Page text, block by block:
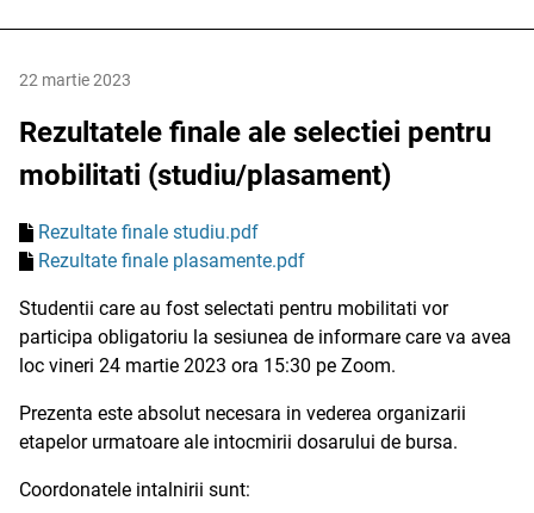
22 martie 2023
Rezultatele finale ale selectiei pentru
mobilitati (studiu/plasament)
Rezultate finale studiu.pdf
Rezultate finale plasamente.pdf
Studentii care au fost selectati pentru mobilitati vor
participa obligatoriu la sesiunea de informare care va avea
loc vineri 24 martie 2023 ora 15:30 pe Zoom.
Prezenta este absolut necesara in vederea organizarii
etapelor urmatoare ale intocmirii dosarului de bursa.
Coordonatele intalnirii sunt: